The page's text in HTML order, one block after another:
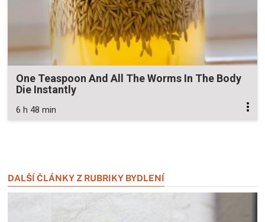
One Teaspoon And All The Worms In The Body
Die Instantly
6 h 48 min
DALŠÍ ČLÁNKY Z RUBRIKY BYDLENÍ